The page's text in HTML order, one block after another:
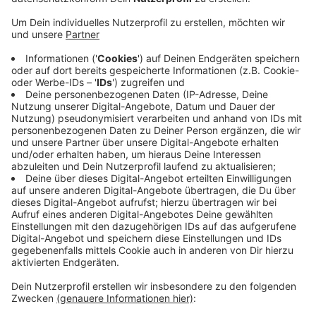
Donnerstagvormittag bei einem Einsatz im
niederländischen Sittard geholfen.
für Fensterputzarbeiten im siebten Obergeschoss
benutzt worden ist. Die sieben Aachener Höhenretter
haben sich vom Dach des Gebäudes zu der Gondel
abgeseilt und mehrere Personen gerettet.
Rund drei Stunden hat der Einsatz gedauert.
Anzeige
©Edda Jäckle/Feuerwehr Aachen
Anzeige